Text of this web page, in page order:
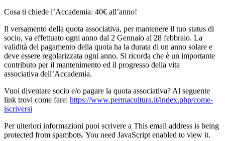
Cosa ti chiede l’Accademia: 40€ all’anno!
Il versamento della quota associativa, per mantenere il tuo status di
socio, va effettuato ogni anno dal 2 Gennaio al 28 febbraio. La
validità del pagamento della quota ha la durata di un anno solare e
deve essere regolarizzata ogni anno. Si ricorda che è un importante
contributo per il mantenimento ed il progresso della vita
associativa dell’Accademia.
Vuoi diventare socio e/o pagare la quota associativa? Al seguente
link trovi come fare: https://www.permacultura.it/index.php/come-
iscriversi
Per ulteriori informazioni puoi scrivere a This email address is being
protected from spambots. You need JavaScript enabled to view it.